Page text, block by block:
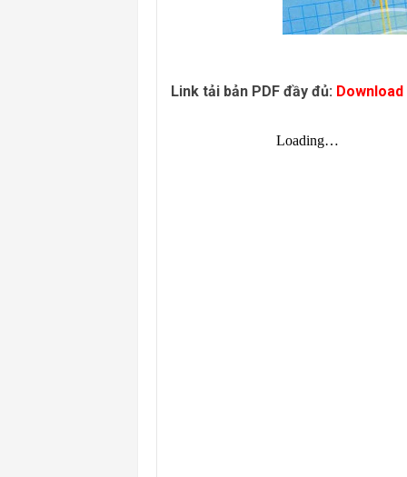
Link tải bản PDF đầy đủ: Download